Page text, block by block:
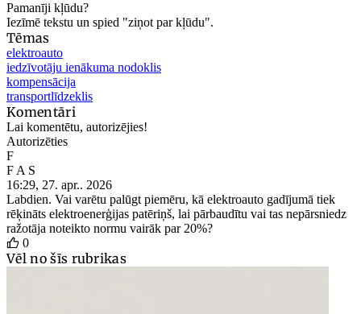
Pamanīji kļūdu?
Iezīmē tekstu un spied "ziņot par kļūdu".
Tēmas
elektroauto
iedzīvotāju ienākuma nodoklis
kompensācija
transportlīdzeklis
Komentāri
Lai komentētu, autorizējies!
Autorizēties
F
F A S
16:29, 27. apr.. 2026
Labdien. Vai varētu palūgt piemēru, kā elektroauto gadījumā tiek
rēķināts elektroenerģijas patēriņš, lai pārbaudītu vai tas nepārsniedz
ražotāja noteikto normu vairāk par 20%?
0
Vēl no šīs rubrikas